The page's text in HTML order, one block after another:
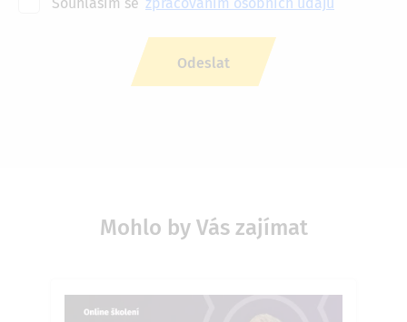
Mohlo by Vás zajímat